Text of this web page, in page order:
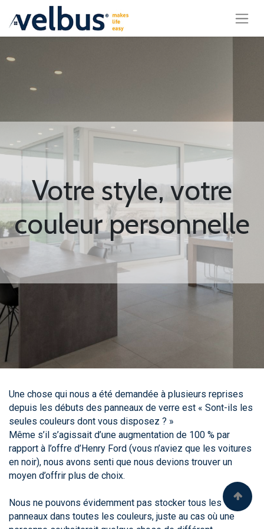
Votre style, votre
couleur personnelle
Une chose qui nous a été demandée à plusieurs reprises
depuis les débuts des panneaux de verre est « Sont-ils les
seules couleurs dont vous disposez ? »
Même s’il s’agissait d’une augmentation de 100 % par
rapport à l’offre d’Henry Ford (vous n’aviez que les voitures
en noir), nous avons senti que nous devions trouver un
moyen d’offrir plus de choix.
Nous ne pouvons évidemment pas stocker tous les
panneaux dans toutes les couleurs, juste au cas où une